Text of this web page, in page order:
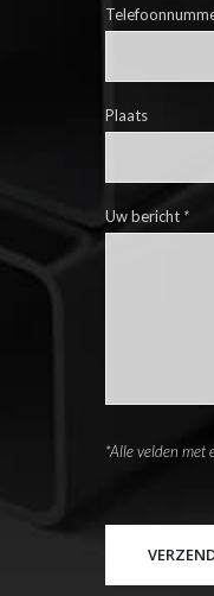
Plaats
Uw bericht *
*Alle velden met